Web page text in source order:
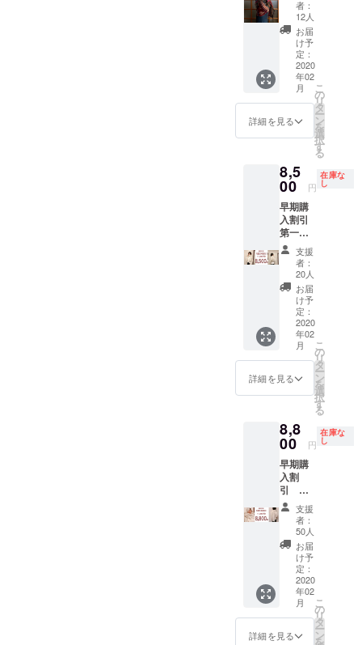
枚数確
保がで
きない
場合も
ござい
ますの
で、必
ず備考
欄に第
２希望
ださ
い。
尚、全
オー
ダーの
枚数が
確保で
きない
場合
は、先
着順に
てお送
りし、
不足分
のオー
第二希
望のお
ていた
だきま
すこと
をあら
かじめ
ご了承
くださ
い。よ
ろしく
お願い
しま
す。 素
材：ヤ
クウー
ル100%
料
色、柄
はお任
せ！ど
んな色
のス
トール
が来る
かはお
楽し
したも
のの他
にも“ヤ
ク”のス
トール
には
様々な
色や柄
があり
ます。
買い付
ける時
に、こ
の色も
いい
なぁと
思う事
任せい
ただけ
れば、
素敵だ
なと思
うもの
を選ん
でお送
りしま
す。 A
色柄お
任せ
天然カ
ラー
（天然
の毛色
ル】男
女兼用
Made in
India
(インド
製) ヤク
ウール
100%
サイズ
98cm
×220c
判のヤ
クのス
トール
です。
巻き方
で表情
が変わ
りま
す。 柄
はお任
せにな
りま
す。 赤
系、グ
リーン
系、青
系など
承りま
すが、
できる
だけの
ご対応
となり
ますこ
とをあ
らかじ
めご了
承くだ
さい。
者：
12人
お届
け予
定：
2020
年02
月
詳細を見る
こ
の
リ
タ
ー
ン
を
選
択
す
る
8,5
00 円
在庫な
し
早期購
入割引
第一
弾 ホ
ワイト
ご希望
の方は
こちら
でご購
入くだ
さい！
限定20
”ヤ
ク”大判
ストー
ル 男
サイ
ズ 幅
90cm×
長さ
180cm
※手織り
生産の
ため、
若干の
誤差は
ご了承
くださ
い。 色
を選択
してく
ださ
い。
支援
者：
20人
お届
け予
定：
2020
年02
月
詳細を見る
こ
の
リ
タ
ー
ン
を
選
択
す
る
8,8
00 円
在庫な
し
早期購
入割
引 第
２弾！
限定50
ク”大判
ストー
ル 男
女兼用
サイ
ズ 幅
90cm×
長さ
支援
者：
50人
お届
け予
定：
2020
年02
月
詳細を見る
こ
の
リ
タ
ー
ン
を